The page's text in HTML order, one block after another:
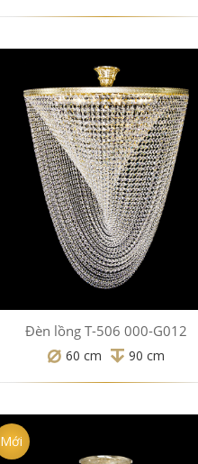
Đèn lồng T-506 000-G012
60 cm 90 cm
Mới